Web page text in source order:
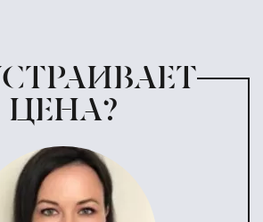
ЦЕНА?